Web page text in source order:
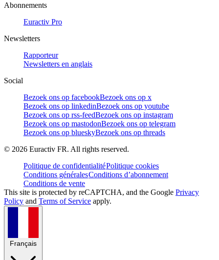
Abonnements
Euractiv Pro
Newsletters
Rapporteur
Newsletters en anglais
Social
Bezoek ons op facebookBezoek ons op x
Bezoek ons op linkedinBezoek ons op youtube
Bezoek ons op rss-feedBezoek ons op instagram
Bezoek ons op mastodonBezoek ons op telegram
Bezoek ons op blueskyBezoek ons op threads
© 2026 Euractiv FR. All rights reserved.
Politique de confidentialitéPolitique cookies
Conditions généralesConditions d’abonnement
Conditions de vente
This site is protected by reCAPTCHA, and the Google Privacy
Policy and Terms of Service apply.
Français